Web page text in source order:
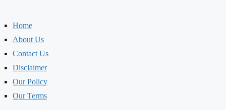
Home
About Us
Contact Us
Disclaimer
Our Policy
Our Terms